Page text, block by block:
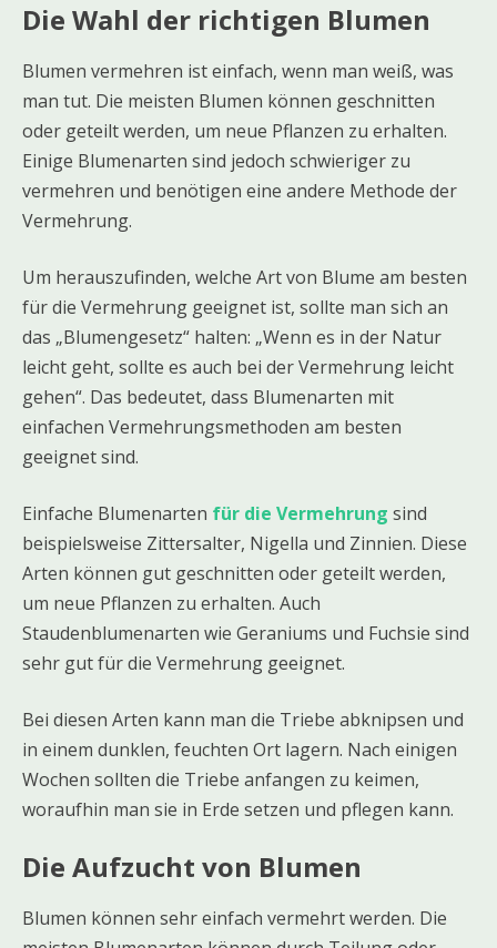
Die Wahl der richtigen Blumen
Blumen vermehren ist einfach, wenn man weiß, was
man tut. Die meisten Blumen können geschnitten
oder geteilt werden, um neue Pflanzen zu erhalten.
Einige Blumenarten sind jedoch schwieriger zu
vermehren und benötigen eine andere Methode der
Vermehrung.
Um herauszufinden, welche Art von Blume am besten
für die Vermehrung geeignet ist, sollte man sich an
das „Blumengesetz“ halten: „Wenn es in der Natur
leicht geht, sollte es auch bei der Vermehrung leicht
gehen“. Das bedeutet, dass Blumenarten mit
einfachen Vermehrungsmethoden am besten
geeignet sind.
Einfache Blumenarten für die Vermehrung sind
beispielsweise Zittersalter, Nigella und Zinnien. Diese
Arten können gut geschnitten oder geteilt werden,
um neue Pflanzen zu erhalten. Auch
Staudenblumenarten wie Geraniums und Fuchsie sind
sehr gut für die Vermehrung geeignet.
Bei diesen Arten kann man die Triebe abknipsen und
in einem dunklen, feuchten Ort lagern. Nach einigen
Wochen sollten die Triebe anfangen zu keimen,
woraufhin man sie in Erde setzen und pflegen kann.
Die Aufzucht von Blumen
Blumen können sehr einfach vermehrt werden. Die